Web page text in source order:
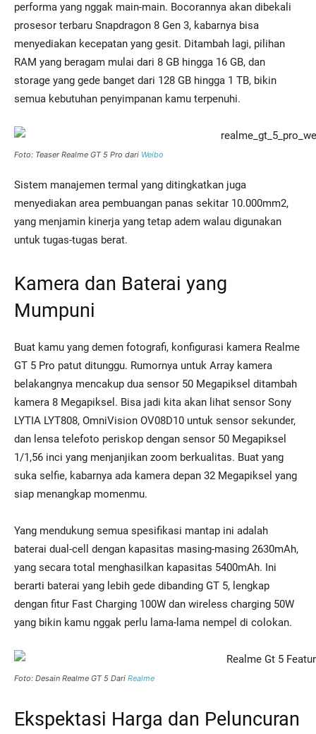
performa yang nggak main-main. Bocorannya akan dibekali
prosesor terbaru Snapdragon 8 Gen 3, kabarnya bisa
menyediakan kecepatan yang gesit. Ditambah lagi, pilihan
RAM yang beragam mulai dari 8 GB hingga 16 GB, dan
storage yang gede banget dari 128 GB hingga 1 TB, bikin
semua kebutuhan penyimpanan kamu terpenuhi.
Foto: Teaser Realme GT 5 Pro dari Weibo
Sistem manajemen termal yang ditingkatkan juga
menyediakan area pembuangan panas sekitar 10.000mm2,
yang menjamin kinerja yang tetap adem walau digunakan
untuk tugas-tugas berat.
Kamera dan Baterai yang
Mumpuni
Buat kamu yang demen fotografi, konfigurasi kamera Realme
GT 5 Pro patut ditunggu. Rumornya untuk Array kamera
belakangnya mencakup dua sensor 50 Megapiksel ditambah
kamera 8 Megapiksel. Bisa jadi kita akan lihat sensor Sony
LYTIA LYT808, OmniVision OV08D10 untuk sensor sekunder,
dan lensa telefoto periskop dengan sensor 50 Megapiksel
1/1,56 inci yang menjanjikan zoom berkualitas. Buat yang
suka selfie, kabarnya ada kamera depan 32 Megapiksel yang
siap menangkap momenmu.
Yang mendukung semua spesifikasi mantap ini adalah
baterai dual-cell dengan kapasitas masing-masing 2630mAh,
yang secara total menghasilkan kapasitas 5400mAh. Ini
berarti baterai yang lebih gede dibanding GT 5, lengkap
dengan fitur Fast Charging 100W dan wireless charging 50W
yang bikin kamu nggak perlu lama-lama nempel di colokan.
Foto: Desain Realme GT 5 Dari Realme
Ekspektasi Harga dan Peluncuran